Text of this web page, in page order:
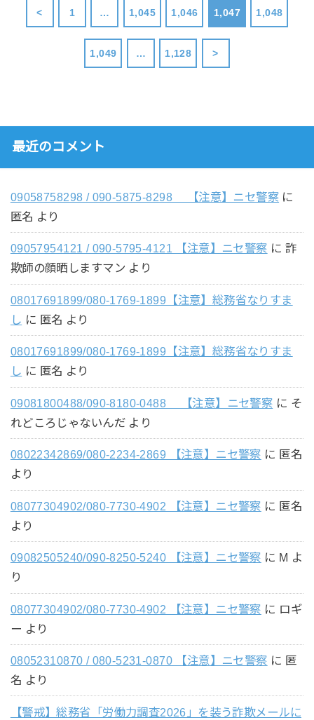
< 1 … 1,045 1,046 1,047 1,048
1,049 … 1,128 >
最近のコメント
09058758298 / 090-5875-8298 【注意】ニセ警察 に
匿名 より
09057954121 / 090-5795-4121 【注意】ニセ警察 に 詐
欺師の顔晒しますマン より
08017691899/080-1769-1899【注意】総務省なりすま
し に 匿名 より
08017691899/080-1769-1899【注意】総務省なりすま
し に 匿名 より
09081800488/090-8180-0488 【注意】ニセ警察 に そ
れどころじゃないんだより
08022342869/080-2234-2869 【注意】ニセ警察 に 匿名
より
08077304902/080-7730-4902 【注意】ニセ警察 に 匿名
より
09082505240/090-8250-5240 【注意】ニセ警察 に M よ
り
08077304902/080-7730-4902 【注意】ニセ警察 に ロギ
ー より
08052310870 / 080-5231-0870 【注意】ニセ警察 に 匿
名 より
【警戒】総務省「労働力調査2026」を装う詐欺メールに